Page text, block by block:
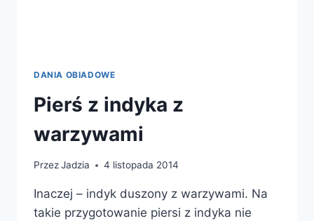
DANIA OBIADOWE
Pierś z indyka z
warzywami
PrzezJadzia 4 listopada 2014
Inaczej – indyk duszony z warzywami. Na
takie przygotowanie piersi z indyka nie